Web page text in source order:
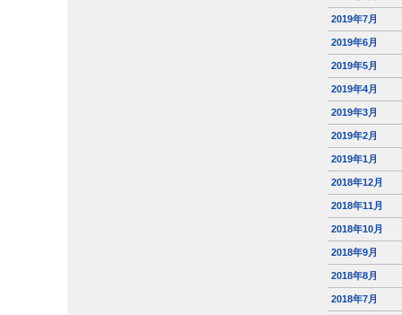
2019年7月
2019年6月
2019年5月
2019年4月
2019年3月
2019年2月
2019年1月
2018年12月
2018年11月
2018年10月
2018年9月
2018年8月
2018年7月